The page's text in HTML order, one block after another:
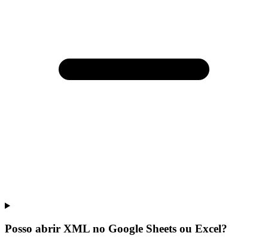
Posso abrir XML no Google Sheets ou Excel?